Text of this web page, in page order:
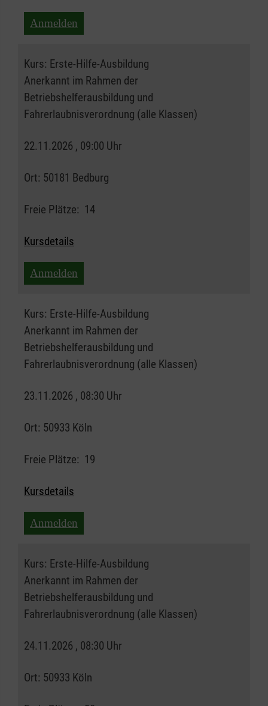
Anmelden
Kurs: Erste-Hilfe-Ausbildung
Anerkannt im Rahmen der
Betriebshelferausbildung und
Fahrerlaubnisverordnung (alle Klassen)
22.11.2026 , 09:00 Uhr
Ort: 50181 Bedburg
Freie Plätze: 14
Kursdetails
Anmelden
Kurs: Erste-Hilfe-Ausbildung
Anerkannt im Rahmen der
Betriebshelferausbildung und
Fahrerlaubnisverordnung (alle Klassen)
23.11.2026 , 08:30 Uhr
Ort: 50933 Köln
Freie Plätze: 19
Kursdetails
Anmelden
Kurs: Erste-Hilfe-Ausbildung
Anerkannt im Rahmen der
Betriebshelferausbildung und
Fahrerlaubnisverordnung (alle Klassen)
24.11.2026 , 08:30 Uhr
Ort: 50933 Köln